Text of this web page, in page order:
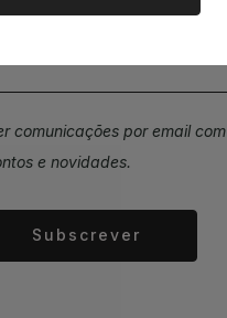
comunicações por email com
e novidades.
Subscrever